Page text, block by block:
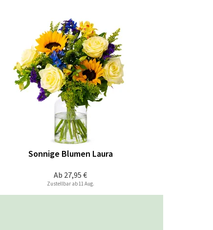
Ab 27,95 €
Sonnige Blumen Laura
Zustellbar ab 11 Aug.